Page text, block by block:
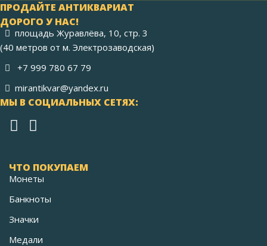
ПРОДАЙТЕ АНТИКВАРИАТ
ДОРОГО У НАС!
площадь Журавлёва, 10, стр. 3
(40 метров от м. Электрозаводская)
+7 999 780 67 79
mirantikvar@yandex.ru
МЫ В СОЦИАЛЬНЫХ СЕТЯХ:
ЧТО ПОКУПАЕМ
Монеты
Банкноты
Значки
Медали